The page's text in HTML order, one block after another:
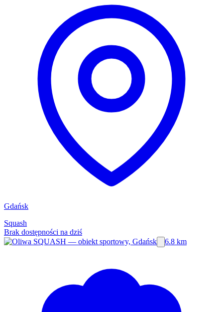
Gdańsk
Squash
Brak dostępności na dziś
6.8 km